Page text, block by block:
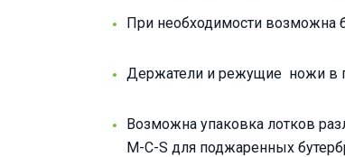
При необходимости возможна
Держатели и режущие ножи в
Возможна упаковка лотков
M-C-S для поджаренных